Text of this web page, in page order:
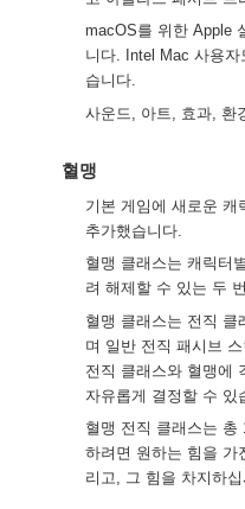
macOS를 위한 Apple
니다. Intel Mac 사용
습니다.
사운드, 아트, 효과, 환
혈맹
기본 게임에 새로운 캐
추가했습니다.
혈맹 클래스는 캐릭터
려 해제할 수 있는 두
혈맹 클래스는 전직 클
며 일반 전직 패시브
전직 클래스와 혈맹에
자유롭게 결정할 수 있
혈맹 전직 클래스는 총
하려면 원하는 힘을 가
리고, 그 힘을 차지하